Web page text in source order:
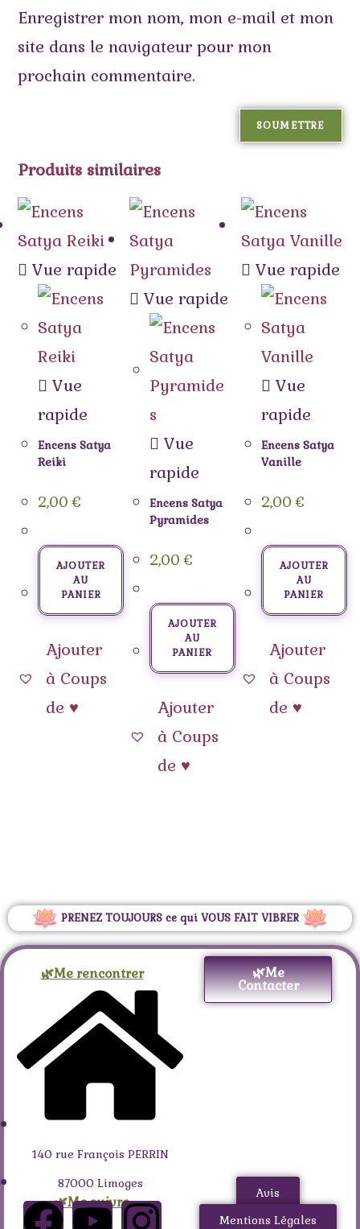
Enregistrer mon nom, mon e-mail et mon
site dans le navigateur pour mon
prochain commentaire.
Produits similaires
Vue rapide
Vue
rapide
Encens Satya
Reiki
2,00€
AJOUTER
AU
PANIER
Ajouter
à Coups
de ♥
Vue rapide
Vue
rapide
Encens Satya
Pyramides
2,00€
AJOUTER
AU
PANIER
Ajouter
à Coups
de ♥
Vue rapide
Vue
rapide
Encens Satya
Vanille
2,00€
AJOUTER
AU
PANIER
Ajouter
à Coups
de ♥
PRENEZ TOUJOURS ce qui VOUS FAIT VIBRER
🌿Me rencontrer
140 rue François PERRIN
87000 Limoges
🌿Me
Contacter
🌿Me suivre
Avis
Mentions Légales